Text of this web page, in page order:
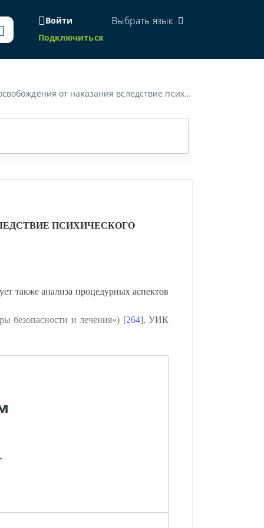
Войти
Подключиться
Выбрать язык
психического расстройства (заболевания)»
ПСИХИЧЕСКОГО
также анализа процедурных аспектов
безопасности и лечения») [264], УИК